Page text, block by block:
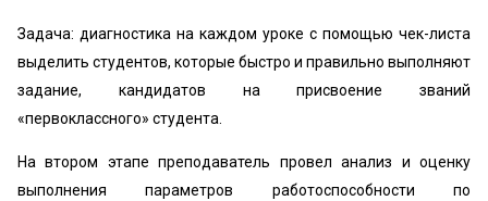
Задача: диагностика на каждом уроке с помощью чек-листа
выделить студентов, которые быстро и правильно выполняют
задание, кандидатов на присвоение званий
«первоклассного» студента.
На втором этапе преподаватель провел анализ и оценку
выполнения параметров работоспособности по